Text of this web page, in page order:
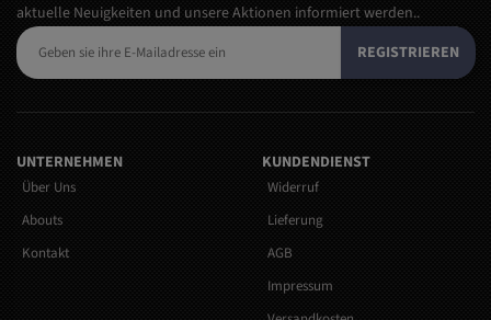
aktuelle Neuigkeiten und unsere Aktionen informiert werden..
REGISTRIEREN
UNTERNEHMEN
Über Uns
Abouts
Kontakt
KUNDENDIENST
Widerruf
Lieferung
AGB
Impressum